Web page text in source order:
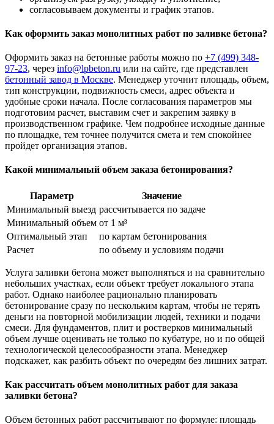
согласовываем документы и график этапов.
Как оформить заказ монолитных работ по заливке бетона?
Оформить заказ на бетонные работы можно по +7 (499) 348-
97-23, через info@lpbeton.ru или на сайте, где представлен
бетонный завод в Москве. Менеджер уточнит площадь, объем,
тип конструкции, подвижность смеси, адрес объекта и
удобные сроки начала. После согласования параметров мы
подготовим расчет, выставим счет и закрепим заявку в
производственном графике. Чем подробнее исходные данные
по площадке, тем точнее получится смета и тем спокойнее
пройдет организация этапов.
Какой минимальный объем заказа бетонирования?
Параметр
Значение
Минимальный выезд рассчитывается по задаче
Минимальный объем от 1 м³
Оптимальный этап
по картам бетонирования
Расчет
по объему и условиям подачи
Услуга заливки бетона может выполняться и на сравнительно
небольших участках, если объект требует локального этапа
работ. Однако наиболее рационально планировать
бетонирование сразу по нескольким картам, чтобы не терять
деньги на повторной мобилизации людей, техники и подачи
смеси. Для фундаментов, плит и ростверков минимальный
объем лучше оценивать не только по кубатуре, но и по общей
технологической целесообразности этапа. Менеджер
подскажет, как разбить объект по очередям без лишних затрат.
Как рассчитать объем монолитных работ для заказа
заливки бетона?
Объем бетонных работ рассчитывают по формуле: площадь